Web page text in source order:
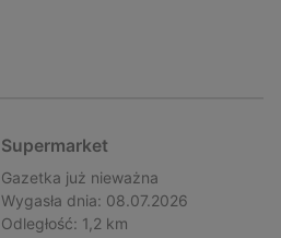
Supermarket
Gazetka już nieważna
Wygasła dnia: 08.07.2026
Odległość: 1,2 km